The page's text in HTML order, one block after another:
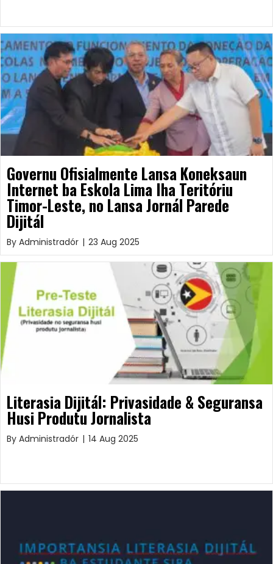
Governu Ofisialmente Lansa Koneksaun
Internet ba Eskola Lima Iha Teritóriu
Timor-Leste, no Lansa Jornál Parede
Dijitál
By Administradór | 23 Aug 2025
Literasia Dijitál: Privasidade & Seguransa
Husi Produtu Jornalista
By Administradór | 14 Aug 2025